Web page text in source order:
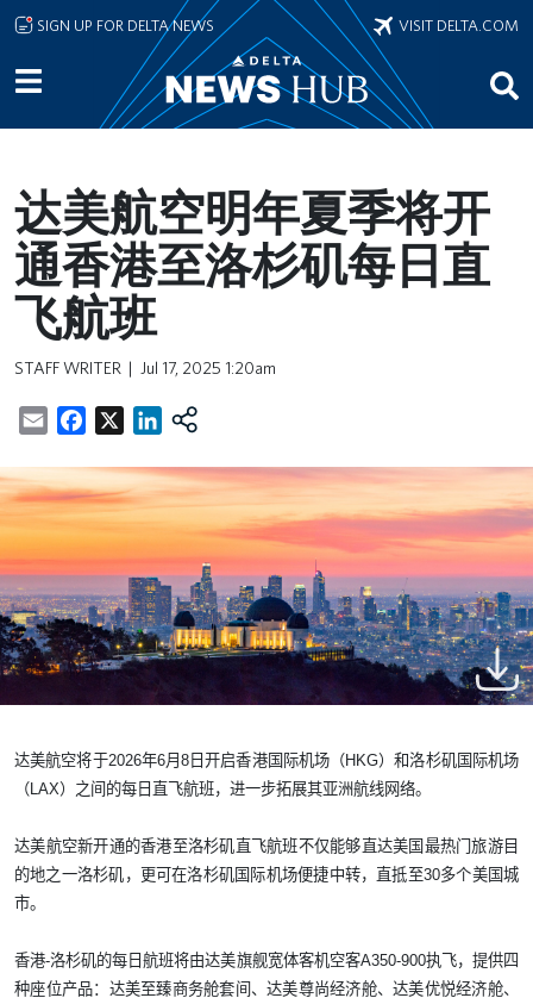
Skip to main content
SIGN UP FOR DELTA NEWS VISIT DELTA.COM
达美航空明年夏季将开
通香港至洛杉矶每日直
飞航班
STAFF WRITER Jul 17, 2025 1:20am
EmailFacebookLinkedIn
达美航空将于2026年6月8 日开启香港国际机场（HKG）和洛杉矶国际机场
（LAX）之间的每日直飞航班，进一步拓展其亚洲航线网络。
达美航空新开通的香港至洛杉矶直飞航班不仅能够直达美国最热门旅游目
的地之一洛杉矶，更可在洛杉矶国际机场便捷中转，直抵至30多个美国城
市。
香港-洛杉矶的每日航班将由达美旗舰宽体客机空客A350-900执飞，提供四
种座位产品：达美至臻商务舱套间、达美尊尚经济舱、达美优悦经济舱、